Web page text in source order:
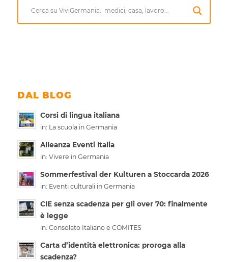
DAL BLOG
Corsi di lingua italiana
in: La scuola in Germania
Alleanza Eventi Italia
in: Vivere in Germania
Sommerfestival der Kulturen a Stoccarda 2026
in: Eventi culturali in Germania
CIE senza scadenza per gli over 70: finalmente
è legge
in: Consolato Italiano e COMITES
Carta d’identità elettronica: proroga alla
scadenza?